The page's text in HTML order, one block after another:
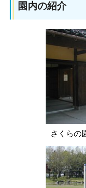
園内の紹介
さくらの